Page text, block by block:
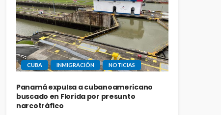
CUBA INMIGRACIÓN NOTICIAS
Panamá expulsa a cubanoamericano
buscado en Florida por presunto
narcotráfico